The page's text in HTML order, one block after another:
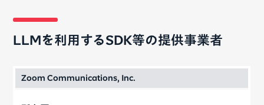
LLMを利用するSDK等の提供事業者
Zoom Communications, Inc.